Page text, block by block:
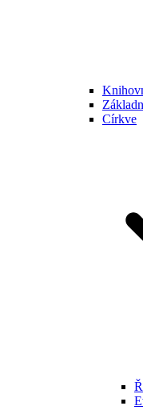
Církve